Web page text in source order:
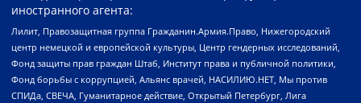
иностранного агента:
Лилит, Правозащитная группа Гражданин.Армия.Право, Нижегородский
центр немецкой и европейской культуры, Центр гендерных исследований,
Фонд защиты прав граждан Штаб, Институт права и публичной политики,
Фонд борьбы с коррупцией, Альянс врачей, НАСИЛИЮ.НЕТ, Мы против
СПИДа, СВЕЧА, Гуманитарное действие, Открытый Петербург, Лига